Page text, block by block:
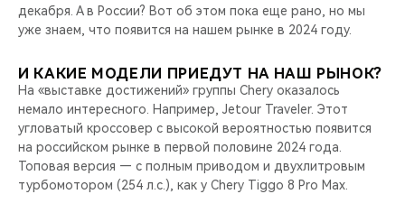
декабря. А в России? Вот об этом пока еще рано, но мы
уже знаем, что появится на нашем рынке в 2024 году.
И КАКИЕ МОДЕЛИ ПРИЕДУТ НА НАШ РЫНОК?
На «выставке достижений» группы Chery оказалось
немало интересного. Например, Jetour Traveler. Этот
угловатый кроссовер с высокой вероятностью появится
на российском рынке в первой половине 2024 года.
Топовая версия — с полным приводом и двухлитровым
турбомотором (254 л.с.), как у Chery Tiggo 8 Pro Max.